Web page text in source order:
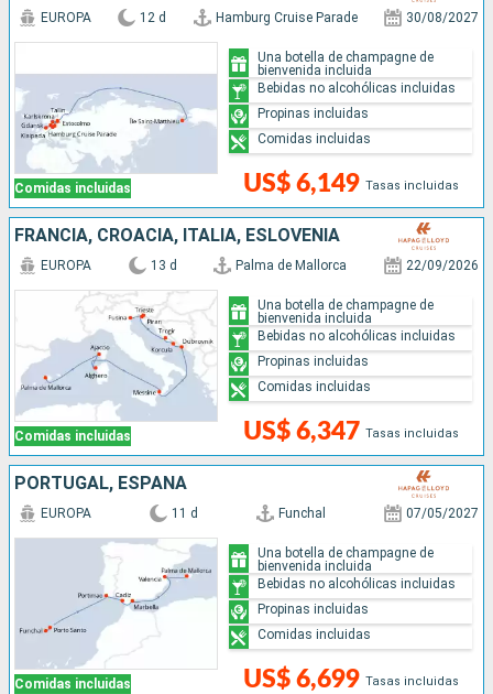
Comidas incluidas
EUROPA 12 d Hamburg Cruise Parade 30/08/2027
US$ 6,149 Tasas incluidas
Una botella de champagne de
bienvenida incluida
Bebidas no alcohólicas incluidas
Propinas incluidas
Comidas incluidas
FRANCIA, CROACIA, ITALIA, ESLOVENIA
Comidas incluidas
EUROPA 13 d Palma de Mallorca 22/09/2026
US$ 6,347 Tasas incluidas
Una botella de champagne de
bienvenida incluida
Bebidas no alcohólicas incluidas
Propinas incluidas
Comidas incluidas
PORTUGAL, ESPAÑA
Comidas incluidas
EUROPA 11 d Funchal 07/05/2027
US$ 6,699 Tasas incluidas
Una botella de champagne de
bienvenida incluida
Bebidas no alcohólicas incluidas
Propinas incluidas
Comidas incluidas